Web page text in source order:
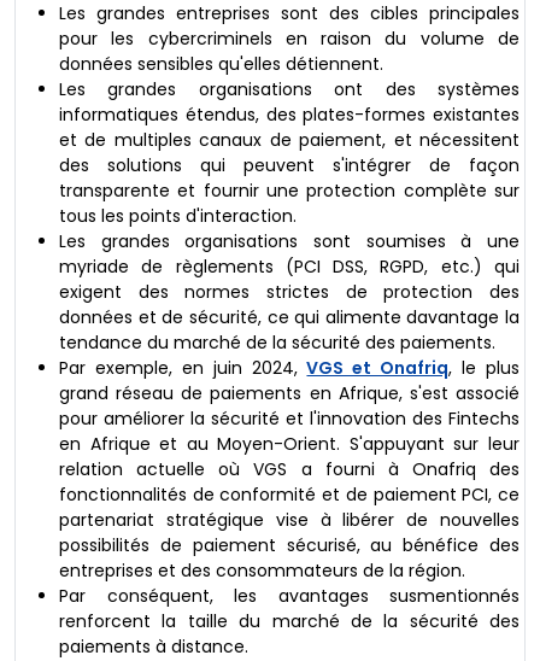
Les grandes entreprises sont des cibles principales
pour les cybercriminels en raison du volume de
données sensibles qu'elles détiennent.
Les grandes organisations ont des systèmes
informatiques étendus, des plates-formes existantes
et de multiples canaux de paiement, et nécessitent
des solutions qui peuvent s'intégrer de façon
transparente et fournir une protection complète sur
tous les points d'interaction.
Les grandes organisations sont soumises à une
myriade de règlements (PCI DSS, RGPD, etc.) qui
exigent des normes strictes de protection des
données et de sécurité, ce qui alimente davantage la
tendance du marché de la sécurité des paiements.
Par exemple, en juin 2024,VGS et Onafriq, le plus
grand réseau de paiements en Afrique, s'est associé
pour améliorer la sécurité et l'innovation des Fintechs
en Afrique et au Moyen-Orient. S'appuyant sur leur
relation actuelle où VGS a fourni à Onafriq des
fonctionnalités de conformité et de paiement PCI, ce
partenariat stratégique vise à libérer de nouvelles
possibilités de paiement sécurisé, au bénéfice des
entreprises et des consommateurs de la région.
Par conséquent, les avantages susmentionnés
renforcent la taille du marché de la sécurité des
paiements à distance.